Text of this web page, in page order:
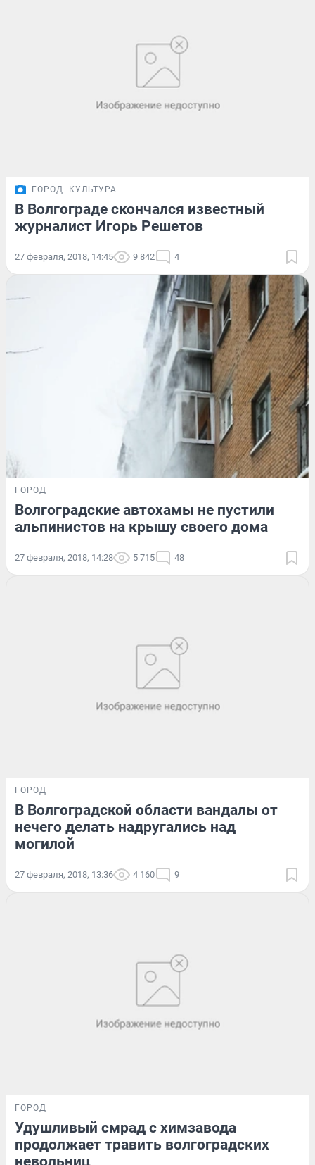
ГОРОД КУЛЬТУРА
В Волгограде скончался известный
журналист Игорь Решетов
27 февраля, 2018, 14:45 9 842 4
ГОРОД
Волгоградские автохамы не пустили
альпинистов на крышу своего дома
27 февраля, 2018, 14:28 5 715 48
ГОРОД
В Волгоградской области вандалы от
нечего делать надругались над
могилой
27 февраля, 2018, 13:36 4 160 9
ГОРОД
Удушливый смрад с химзавода
продолжает травить волгоградских
невольниц